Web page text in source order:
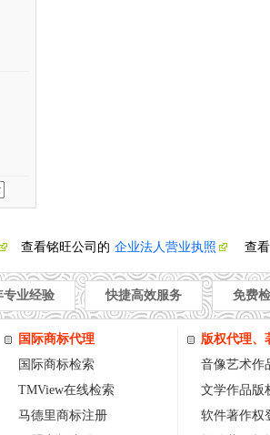
查看铭旺公司的 企业法人营业执照 查看
专业经验 快捷高效服务 免费
国际商标代理
国际商标检索
TMView在线检索
马德里商标注册
版权代理、
音像艺术作
文学作品版
软件著作权